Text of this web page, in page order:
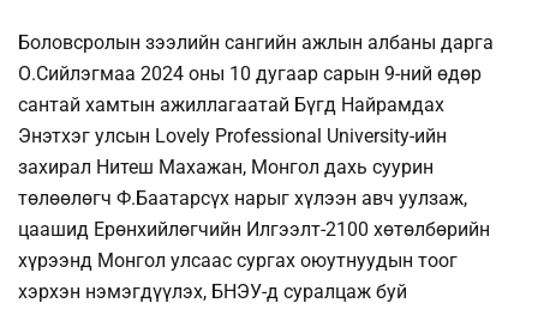
Боловсролын зээлийн сангийн ажлын албаны дарга
О.Сийлэгмаа 2024 оны 10 дугаар сарын 9-ний өдөр
сантай хамтын ажиллагаатай Бүгд Найрамдах
Энэтхэг улсын Lovely Professional University-ийн
захирал Нитеш Махажан, Монгол дахь суурин
төлөөлөгч Ф.Баатарсүх нарыг хүлээн авч уулзаж,
цаашид Ерөнхийлөгчийн Илгээлт-2100 хөтөлбөрийн
хүрээнд Монгол улсаас сургах оюутнуудын тоог
хэрхэн нэмэгдүүлэх, БНЭУ-д суралцаж буй